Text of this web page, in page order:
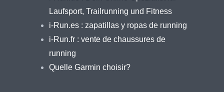
Laufsport, Trailrunning und Fitness
i-Run.es : zapatillas y ropas de running
i-Run.fr : vente de chaussures de
running
Quelle Garmin choisir?